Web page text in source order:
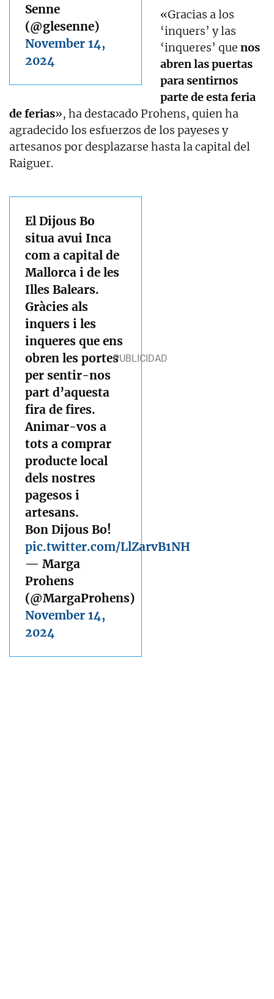
Senne
(@glesenne)
November 14,
2024
«Gracias a los
‘inquers’ y las
‘inqueres’ quenos
abren las puertas
para sentirnos
parte de esta feria
de ferias», ha destacado Prohens, quien ha
agradecido los esfuerzos de los payeses y
artesanos por desplazarse hasta la capital del
Raiguer.
El Dijous Bo
situa avui Inca
com a capital de
Mallorca i de les
Illes Balears.
Gràcies als
inquers i les
inqueres que ens
obren les portes
per sentir-nos
part d’aquesta
fira de fires.
Animar-vos a
tots a comprar
producte local
dels nostres
pagesos i
artesans.
Bon Dijous Bo!
pic.twitter.com/LlZarvB1NH
— Marga
Prohens
(@MargaProhens)
November 14,
2024